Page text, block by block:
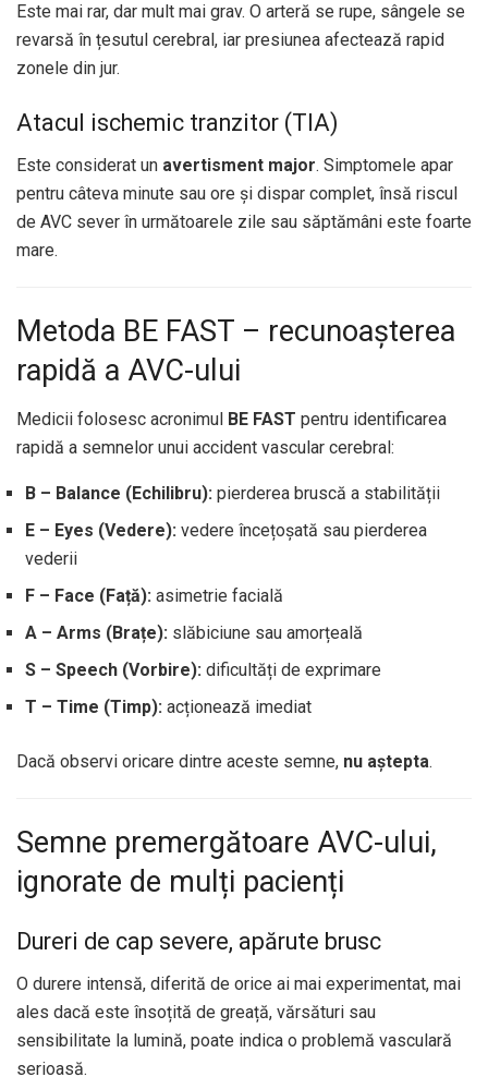
Este mai rar, dar mult mai grav. O arteră se rupe, sângele se
revarsă în țesutul cerebral, iar presiunea afectează rapid
zonele din jur.
Atacul ischemic tranzitor (TIA)
Este considerat un avertisment major. Simptomele apar
pentru câteva minute sau ore și dispar complet, însă riscul
de AVC sever în următoarele zile sau săptămâni este foarte
mare.
Metoda BE FAST – recunoașterea
rapidă a AVC-ului
Medicii folosesc acronimul BE FAST pentru identificarea
rapidă a semnelor unui accident vascular cerebral:
B – Balance (Echilibru): pierderea bruscă a stabilității
E – Eyes (Vedere): vedere încețoșată sau pierderea
vederii
F – Face (Față): asimetrie facială
A – Arms (Brațe): slăbiciune sau amorțeală
S – Speech (Vorbire): dificultăți de exprimare
T – Time (Timp): acționează imediat
Dacă observi oricare dintre aceste semne, nu aștepta.
Semne premergătoare AVC-ului,
ignorate de mulți pacienți
Dureri de cap severe, apărute brusc
O durere intensă, diferită de orice ai mai experimentat, mai
ales dacă este însoțită de greață, vărsături sau
sensibilitate la lumină, poate indica o problemă vasculară
serioasă.